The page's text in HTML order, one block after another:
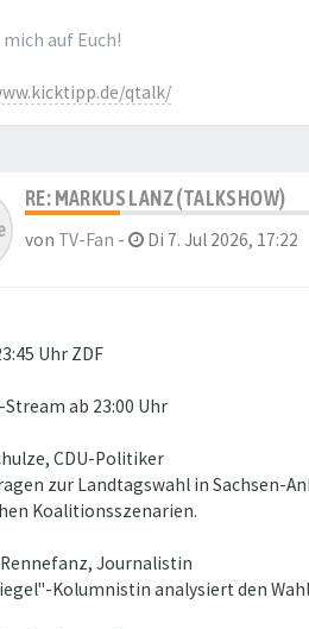
auf Euch!
qtalk/
RE: MARKUS LANZ (TALKSHOW)
von TV-Fan - Di 7. Jul 2026, 17:22
Uhr ZDF
Stream ab 23:00 Uhr
CDU-Politiker
zur Landtagswahl in Sachsen-
Koalitionsszenarien.
Journalistin
Kolumnistin analysiert den